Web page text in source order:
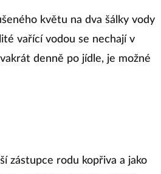
květu na dva šálky vody
vařící vodou se nechají v
denně po jídle, je možné
zástupce rodu kopřiva a jako